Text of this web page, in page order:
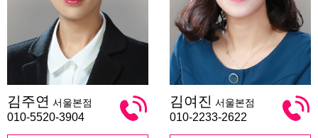
주
연
김주연 서울본점
010-5520-3904
여
진
김여진 서울본점
010-2233-2622